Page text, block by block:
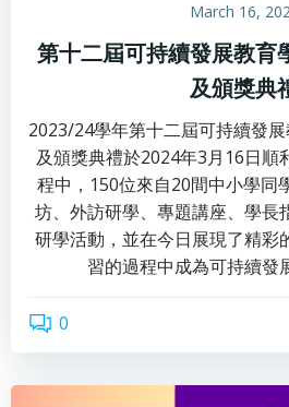
March 16,
第十二屆可持續發展教育
及頒獎典
2023/24學年第十二屆可持續發
及頒獎典禮於2024年3月16日順
程中，150位來自20間中小學同
坊、外訪研學、專題講座、學長
研學活動，並在今日展現了精彩
習的過程中成為可持續發
0